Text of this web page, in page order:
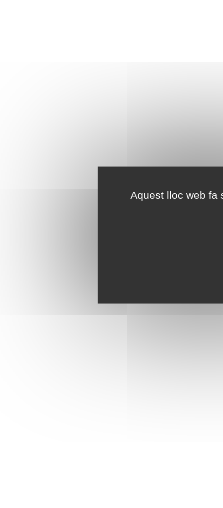
Aquest lloc web fa